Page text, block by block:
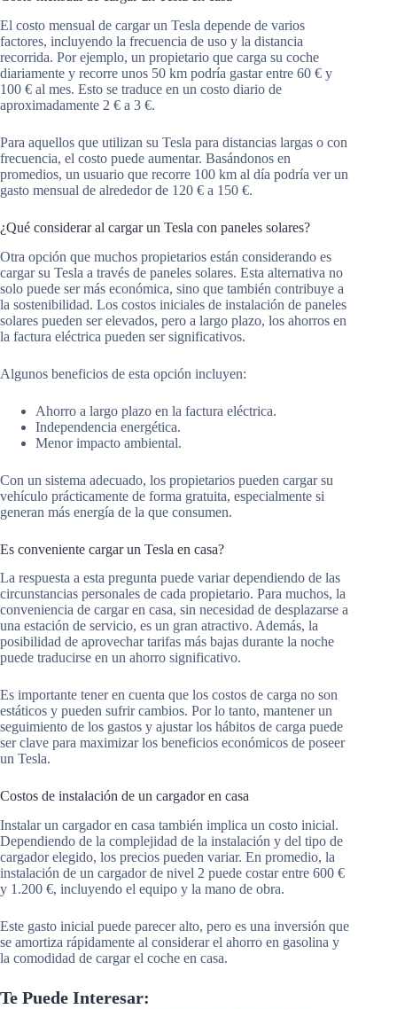
El costo mensual de cargar un Tesla depende de varios
factores, incluyendo la frecuencia de uso y la distancia
recorrida. Por ejemplo, un propietario que carga su coche
diariamente y recorre unos 50 km podría gastar entre 60 € y
100 € al mes. Esto se traduce en un costo diario de
aproximadamente 2 € a 3 €.
Para aquellos que utilizan su Tesla para distancias largas o con
frecuencia, el costo puede aumentar. Basándonos en
promedios, un usuario que recorre 100 km al día podría ver un
gasto mensual de alrededor de 120 € a 150 €.
¿Qué considerar al cargar un Tesla con paneles solares?
Otra opción que muchos propietarios están considerando es
cargar su Tesla a través de paneles solares. Esta alternativa no
solo puede ser más económica, sino que también contribuye a
la sostenibilidad. Los costos iniciales de instalación de paneles
solares pueden ser elevados, pero a largo plazo, los ahorros en
la factura eléctrica pueden ser significativos.
Algunos beneficios de esta opción incluyen:
Ahorro a largo plazo en la factura eléctrica.
Independencia energética.
Menor impacto ambiental.
Con un sistema adecuado, los propietarios pueden cargar su
vehículo prácticamente de forma gratuita, especialmente si
generan más energía de la que consumen.
Es conveniente cargar un Tesla en casa?
La respuesta a esta pregunta puede variar dependiendo de las
circunstancias personales de cada propietario. Para muchos, la
conveniencia de cargar en casa, sin necesidad de desplazarse a
una estación de servicio, es un gran atractivo. Además, la
posibilidad de aprovechar tarifas más bajas durante la noche
puede traducirse en un ahorro significativo.
Es importante tener en cuenta que los costos de carga no son
estáticos y pueden sufrir cambios. Por lo tanto, mantener un
seguimiento de los gastos y ajustar los hábitos de carga puede
ser clave para maximizar los beneficios económicos de poseer
un Tesla.
Costos de instalación de un cargador en casa
Instalar un cargador en casa también implica un costo inicial.
Dependiendo de la complejidad de la instalación y del tipo de
cargador elegido, los precios pueden variar. En promedio, la
instalación de un cargador de nivel 2 puede costar entre 600 €
y 1.200 €, incluyendo el equipo y la mano de obra.
Este gasto inicial puede parecer alto, pero es una inversión que
se amortiza rápidamente al considerar el ahorro en gasolina y
la comodidad de cargar el coche en casa.
Te Puede Interesar: